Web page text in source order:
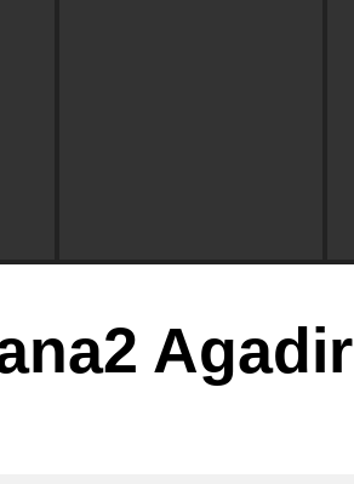
Agadir